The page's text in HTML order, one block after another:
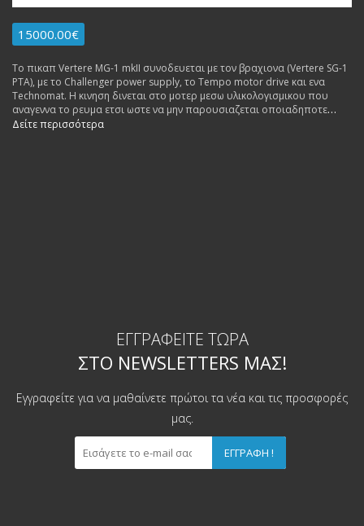
15000.00€
Το πικαπ Vertere MG-1 mkII συνοδευεται με τον βραχιονα (Vertere SG-1
PTA), με το Challenger power supply, το Tempo motor drive και ενα
Technomat. Η κινηση δινεται στο μοτερ μεσω υλικολογισμικου που
αναγεννα το ρευμα ετσι ωστε να μην παρουσιαζεται οποιαδηποτε
ανωμαλια στην περιστροφη του. Διαθεσιμο σε Black Metallic,
Δείτε περισσότερα
ΕΓΓΡΑΦΕΊΤΕ ΤΏΡΑ
ΣΤΟ NEWSLETTERS ΜΑΣ!
Εγγραφείτε για να μαθαίνετε πρώτοι τα νέα και τις προσφορές
μας.
ΕΓΓΡΑΦΉ !